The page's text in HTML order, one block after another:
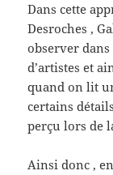
Dans cette
Desroches ,
observer
d’artistes et
quand on lit
certains
perçu lors de
Ainsi donc ,